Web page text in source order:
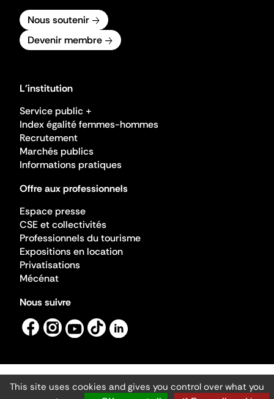
Nous soutenir
Devenir membre
L'institution
Service public +
Index égalité femmes-hommes
Recrutement
Marchés publics
Informations pratiques
Offre aux professionnels
Espace presse
CSE et collectivités
Professionnels du tourisme
Expositions en location
Privatisations
Mécénat
Nous suivre
Mentions légales
Gestion des cookies
This site uses cookies and gives you control over what you